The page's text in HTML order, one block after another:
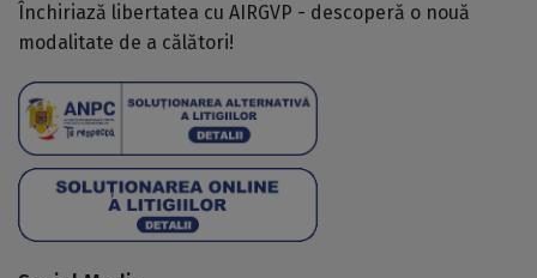
Închiriază libertatea cu AIRGVP - descoperă o nouă
modalitate de a călători!